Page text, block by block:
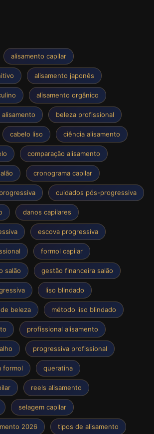
alisamento capilar
alisamento japonês
alisamento orgânico
beleza profissional
cabelo liso ciência alisamento
comparação alisamento
cronograma capilar
cuidados pós-progressiva
danos capilares
escova progressiva
formol capilar
salão gestão financeira salão
liso blindado
beleza método liso blindado
profissional alisamento
progressiva profissional
formol queratina
reels alisamento
selagem capilar
2026 tipos de alisamento